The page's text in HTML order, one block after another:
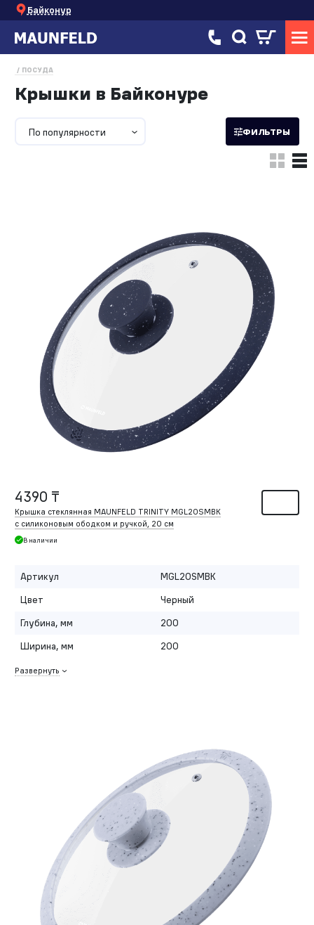
Байконур
ПОСУДА
Крышки в Байконуре
По популярности ФИЛЬТРЫ
4390 ₸
Крышка стеклянная MAUNFELD TRINITY MGL20SMBK
с силиконовым ободком и ручкой, 20 см
В наличии
Артикул
MGL20SMBK
Цвет
Черный
Глубина, мм
200
Ширина, мм
200
Развернуть